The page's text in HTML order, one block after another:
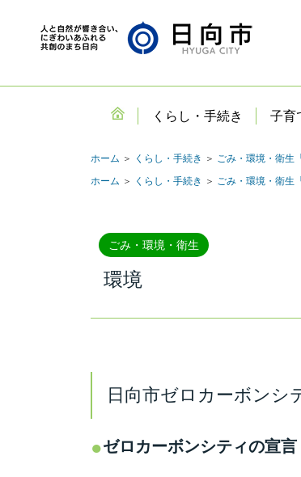
くらし・手続き 子育
ホーム ＞ くらし・手続き ＞ ごみ・環境・衛生
ホーム ＞ くらし・手続き ＞ ごみ・環境・衛生
ごみ・環境・衛生
環境
日向市ゼロカーボンシ
ゼロカーボンシティの宣言